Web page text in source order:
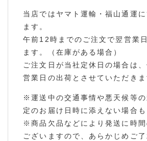
当店ではヤマト運輸・福山通運
ます。
午前12時までのご注文で翌営業
ます。（在庫がある場合）
ご注文日が当社定休日の場合は
営業日の出荷とさせていただきま
※運送中の交通事情や悪天候等
定のお届け日時に添えない場合も
※商品欠品などにより発送に時
ございますので、あらかじめご了